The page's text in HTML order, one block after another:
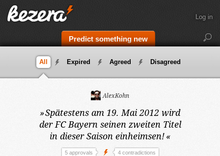
Predict something new
Log in
All Expired Agreed Disagreed
AlexKohn
»Spätestens am 19. Mai 2012 wird
der FC Bayern seinen zweiten Titel
in dieser Saison einheimsen!«
5 approvals 4 contradictions